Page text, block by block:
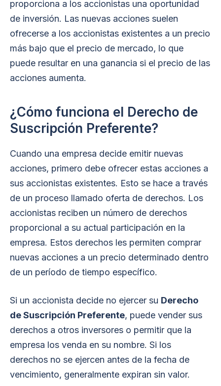
proporciona a los accionistas una oportunidad
de inversión. Las nuevas acciones suelen
ofrecerse a los accionistas existentes a un precio
más bajo que el precio de mercado, lo que
puede resultar en una ganancia si el precio de las
acciones aumenta.
¿Cómo funciona el Derecho de
Suscripción Preferente?
Cuando una empresa decide emitir nuevas
acciones, primero debe ofrecer estas acciones a
sus accionistas existentes. Esto se hace a través
de un proceso llamado oferta de derechos. Los
accionistas reciben un número de derechos
proporcional a su actual participación en la
empresa. Estos derechos les permiten comprar
nuevas acciones a un precio determinado dentro
de un período de tiempo específico.
Si un accionista decide no ejercer su Derecho
de Suscripción Preferente, puede vender sus
derechos a otros inversores o permitir que la
empresa los venda en su nombre. Si los
derechos no se ejercen antes de la fecha de
vencimiento, generalmente expiran sin valor.